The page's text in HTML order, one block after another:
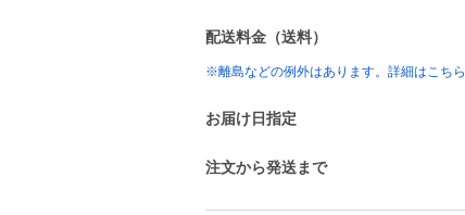
配送料金（送料）
※離島などの例外はあります。詳細はこちら
お届け日指定
注文から発送まで